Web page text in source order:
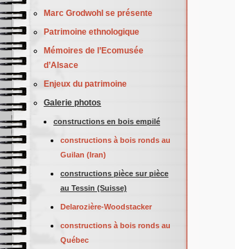
Marc Grodwohl se présente
Patrimoine ethnologique
Mémoires de l’Ecomusée
d’Alsace
Enjeux du patrimoine
Galerie photos
constructions en bois empilé
constructions à bois ronds au
Guilan (Iran)
constructions pièce sur pièce
au Tessin (Suisse)
Delarozière-Woodstacker
constructions à bois ronds au
Québec